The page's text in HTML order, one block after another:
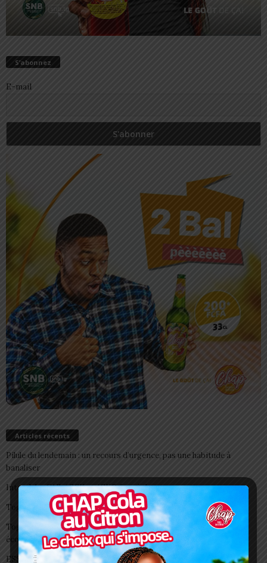
S’abonnez
E-mail
Articles récents
Pilule du lendemain : un recours d’urgence, pas une habitude à
banaliser
Interclubs CAF: ASCK et ASKO face à deux gros morceaux
Togo/ Boissons énergisantes: l’État tire la sonnette d’alarme
Togo/ Rentrée scolaire 2026-2027: consultez la liste officielle des
écoles autorisées
ESSAL 2026 : les admissibles convoqués pour la visite médicale à